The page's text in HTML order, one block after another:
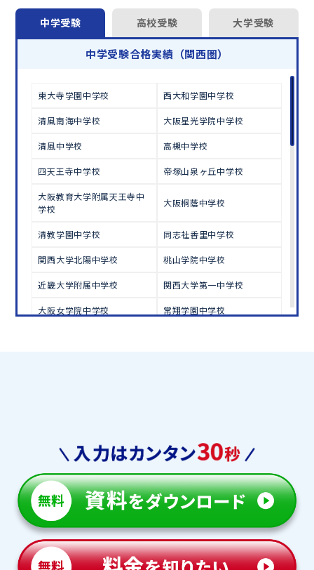
オンラインでの学習面談も承っております。
学習相談のお申し込みはこちら
中学受験 高校受験 大学受験
中学受験合格実績（関西圏）
東大寺学園中学校 西大和学園中学校
清風南海中学校 大阪星光学院中学校
清風中学校 高槻中学校
四天王寺中学校 帝塚山泉ヶ丘中学校
大阪教育大学附属天王寺中
学校
大阪桐蔭中学校
清教学園中学校 同志社香里中学校
関西大学北陽中学校 桃山学院中学校
近畿大学附属中学校 関西大学第一中学校
大阪女学院中学校 常翔学園中学校
東海大学附属仰星高等学校
中等部
上宮中学校 羽衣学園中学校
初芝富田林中学校 初芝立命館中学校
大阪体育大学附属浪商中学
校
賢明学院中学校